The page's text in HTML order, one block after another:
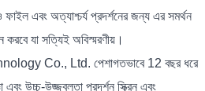
এবং অত্যাশ্চর্য প্রদর্শনের জন্য এর সমর্থন
যা সত্যিই অবিস্মরণীয়।
Co., Ltd. পেশাগতভাবে 12 বছর ধরে
এবং উচ্চ-উজ্জ্বলতা প্রদর্শন স্ক্রিন এবং